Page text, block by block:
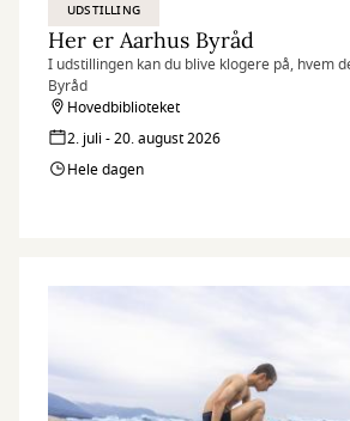
UDSTILLING
Her er Aarhus Byråd
I udstillingen kan du blive klogere på, hvem
Byråd
Hovedbiblioteket
2. juli - 20. august 2026
Hele dagen